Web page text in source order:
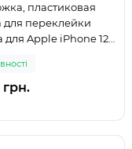
пластиковая
для переклейки
для Apple iPhone 12,
грн.